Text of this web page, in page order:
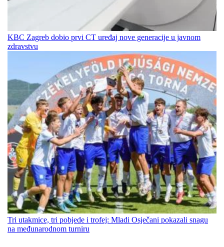
KBC Zagreb dobio prvi CT uređaj nove generacije u javnom
zdravstvu
Tri utakmice, tri pobjede i trofej: Mladi Osječani pokazali snagu
na međunarodnom turniru